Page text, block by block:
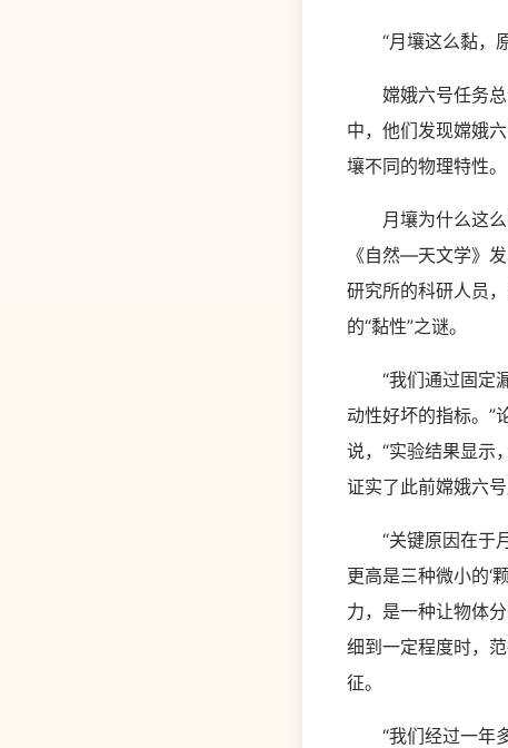
“月壤这么黏，
嫦娥六号任务总
中，他们发现嫦娥
壤不同的物理特性。
月壤为什么这么
《自然—天文学》
研究所的科研人员
的“黏性”之谜。
“我们通过固定漏
动性好坏的指标。”
说，“实验结果显示
证实了此前嫦娥六
“关键原因在于月
更高是三种微小的‘
力，是一种让物体
细到一定程度时，
征。
“我们经过一年多